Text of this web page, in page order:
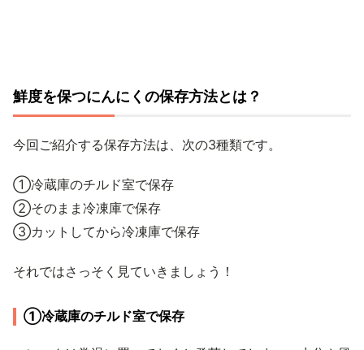
鮮度を保つにんにくの保存方法とは？
今回ご紹介する保存方法は、次の3種類です。
①冷蔵庫のチルド室で保存
②そのまま冷凍庫で保存
③カットしてから冷凍庫で保存
それではさっそく見ていきましょう！
①冷蔵庫のチルド室で保存